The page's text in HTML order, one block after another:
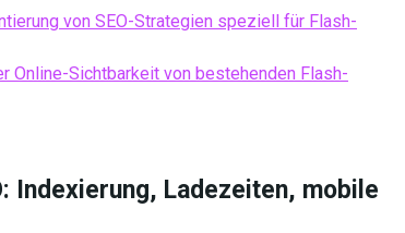
von SEO-Strategien speziell für Flash-
Online-Sichtbarkeit von bestehenden Flash-
Indexierung, Ladezeiten, mobile